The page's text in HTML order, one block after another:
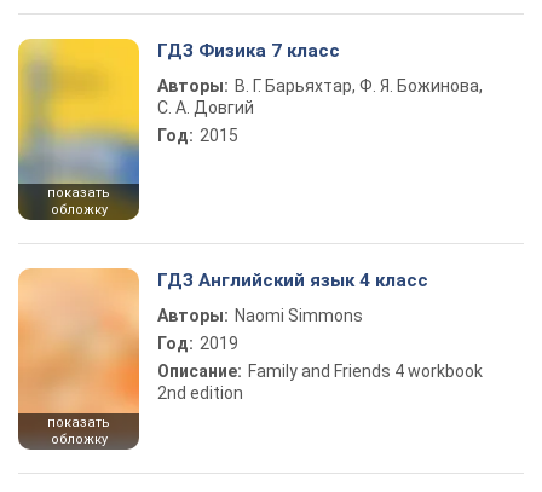
показать
обложку
ГДЗ Физика 7 класс
Авторы: В. Г. Барьяхтар, Ф. Я. Божинова,
С. А. Довгий
Год: 2015
показать
обложку
ГДЗ Английский язык 4 класс
Авторы: Naomi Simmons
Год: 2019
Описание: Family and Friends 4 workbook
2nd edition